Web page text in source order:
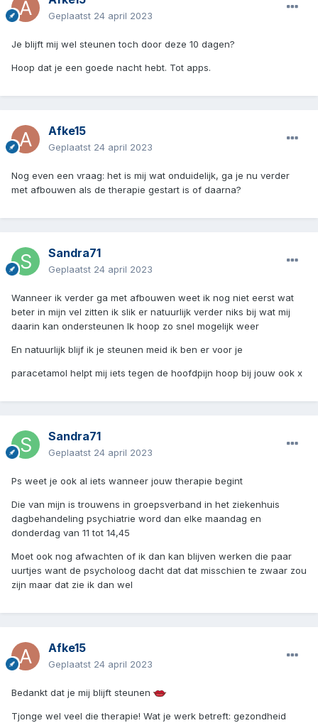
Geplaatst 24 april 2023
Je blijft mij wel steunen toch door deze 10 dagen?
Hoop dat je een goede nacht hebt. Tot apps.
Afke15
Geplaatst 24 april 2023
Nog even een vraag: het is mij wat onduidelijk, ga je nu verder
met afbouwen als de therapie gestart is of daarna?
Sandra71
Geplaatst 24 april 2023
Wanneer ik verder ga met afbouwen weet ik nog niet eerst wat
beter in mijn vel zitten ik slik er natuurlijk verder niks bij wat mij
daarin kan ondersteunen Ik hoop zo snel mogelijk weer
En natuurlijk blijf ik je steunen meid ik ben er voor je
paracetamol helpt mij iets tegen de hoofdpijn hoop bij jouw ook x
Sandra71
Geplaatst 24 april 2023
Ps weet je ook al iets wanneer jouw therapie begint
Die van mijn is trouwens in groepsverband in het ziekenhuis
dagbehandeling psychiatrie word dan elke maandag en
donderdag van 11 tot 14,45
Moet ook nog afwachten of ik dan kan blijven werken die paar
uurtjes want de psycholoog dacht dat dat misschien te zwaar zou
zijn maar dat zie ik dan wel
Afke15
Geplaatst 24 april 2023
Bedankt dat je mij blijft steunen
Tjonge wel veel die therapie! Wat je werk betreft: gezondheid